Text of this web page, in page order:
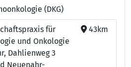
(DKG)
für
und Onkologie
Dahlienweg 3
Neuenahr-
43km